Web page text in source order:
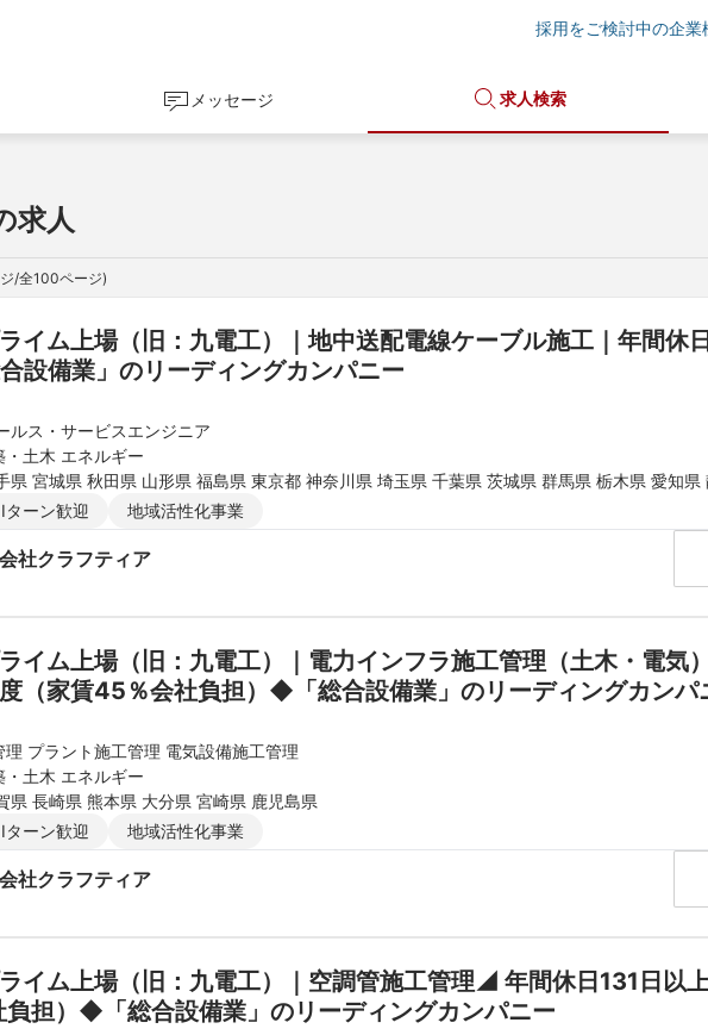
採用をご検討中の企業
メッセージ 求人検索
求人
/全100ページ)
イム上場（旧：九電工）｜地中送配電線ケーブル施工｜年間休
設備業」のリーディングカンパニー
ルス・サービスエンジニア
・土木 エネルギー
県 宮城県 秋田県 山形県 福島県 東京都 神奈川県 埼玉県 千葉県 茨城県 群馬県 栃木県 愛知県
川県 福井県 長野県 大阪府 京都府 兵庫県 滋賀県 奈良県 和歌山県 鳥取県 島根県 岡山県 広島
県 佐賀県 長崎県 熊本県 大分県 宮崎県 鹿児島県 沖縄県
ターン歓迎 地域活性化事業
社クラフティア
イム上場（旧：九電工）｜電力インフラ施工管理（土木・電気
（家賃45％会社負担）◆「総合設備業」のリーディングカンパ
理 プラント施工管理 電気設備施工管理
・土木 エネルギー
県 長崎県 熊本県 大分県 宮崎県 鹿児島県
ターン歓迎
地域活性化事業
社クラフティア
イム上場（旧：九電工）｜空調管施工管理◢ 年間休日131日以